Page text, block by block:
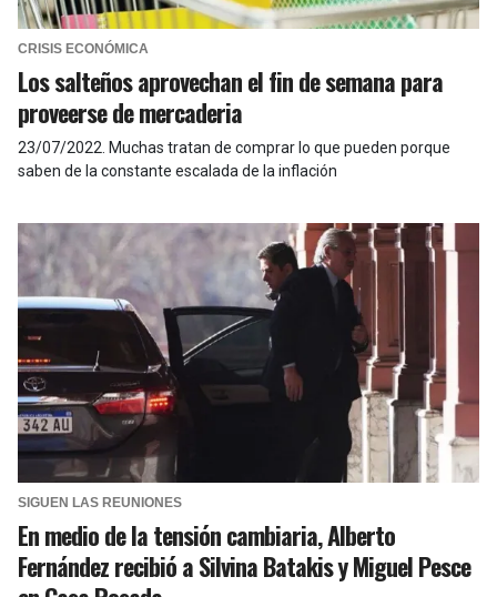
CRISIS ECONÓMICA
Los salteños aprovechan el fin de semana para
proveerse de mercaderia
23/07/2022 Muchas tratan de comprar lo que pueden porque
saben de la constante escalada de la inflación
SIGUEN LAS REUNIONES
En medio de la tensión cambiaria, Alberto
Fernández recibió a Silvina Batakis y Miguel Pesce